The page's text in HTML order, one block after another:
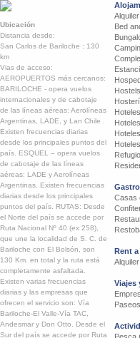
Ubicación
Distancia desde:
San Carlos de Bariloche : 130
km
Vias de acceso:
AEROPUERTOS más cercanos:
BARILOCHE - opera vuelos
internacionales y de cabotaje
de las líneas aéreas: Aerolíneas
Argentinas, LADE, y Lan Chile .
Existen frecuencias diarias
desde los principales puntos del
país. ESQUEL – opera vuelos
de cabotaje de las líneas
aéreas: LADE y Aerolíneas
Argentinas. Existen frecuencias
diarias desde los principales
puntos del país. RUTAS: Desde
el Norte del país se accede por
Ruta Nacional Nº 40 (ex 258),
que une la localidad de S. C. de
Bariloche con El Bolsón, son
130 Km. en total y la ruta está
completamente asfaltada.
Existen varias frecuencias
diarias y las empresas que
ofrecen el servicio son: Vía
Bariloche-El Valle-Vía TAC,
Andesmar y Don Otto. Desde el
Sur del país se accede por Ruta
Bed
Casas
Rent
Viajes